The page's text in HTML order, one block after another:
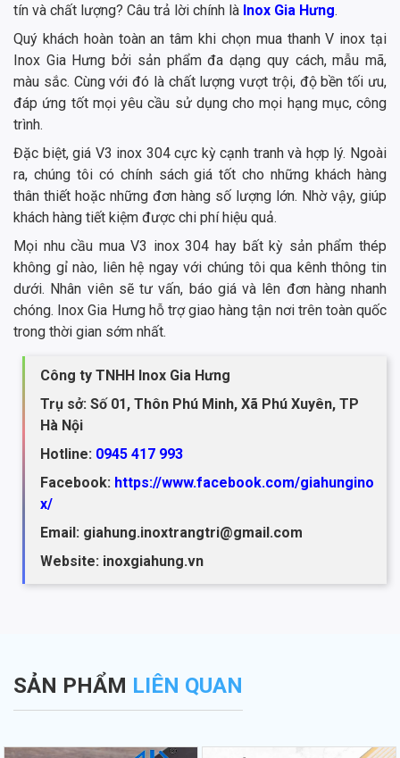
tín và chất lượng? Câu trả lời chính là Inox Gia Hưng.
Quý khách hoàn toàn an tâm khi chọn mua thanh V inox tại
Inox Gia Hưng bởi sản phẩm đa dạng quy cách, mẫu mã,
màu sắc. Cùng với đó là chất lượng vượt trội, độ bền tối ưu,
đáp ứng tốt mọi yêu cầu sử dụng cho mọi hạng mục, công
trình.
Đặc biệt, giá V3 inox 304 cực kỳ cạnh tranh và hợp lý. Ngoài
ra, chúng tôi có chính sách giá tốt cho những khách hàng
thân thiết hoặc những đơn hàng số lượng lớn. Nhờ vậy, giúp
khách hàng tiết kiệm được chi phí hiệu quả.
Mọi nhu cầu mua V3 inox 304 hay bất kỳ sản phẩm thép
không gỉ nào, liên hệ ngay với chúng tôi qua kênh thông tin
dưới. Nhân viên sẽ tư vấn, báo giá và lên đơn hàng nhanh
chóng. Inox Gia Hưng hỗ trợ giao hàng tận nơi trên toàn quốc
trong thời gian sớm nhất.
Công ty TNHH Inox Gia Hưng
Trụ sở: Số 01, Thôn Phú Minh, Xã Phú Xuyên, TP
Hà Nội
Hotline: 0945 417 993
Facebook: https://www.facebook.com/giahungino
x/
Email: giahung.inoxtrangtri@gmail.com
Website: inoxgiahung.vn
SẢN PHẨM LIÊN QUAN